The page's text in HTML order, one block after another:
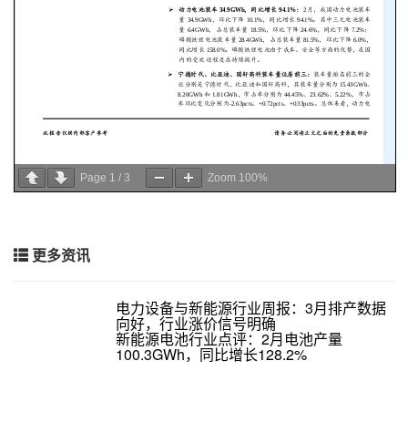
Page 1 / 3 Zoom 100%
更多资讯
电力设备与新能源行业周报：3月排产数据
向好，行业涨价信号明确
新能源电池行业点评：2月电池产量
100.3GWh，同比增长128.2%